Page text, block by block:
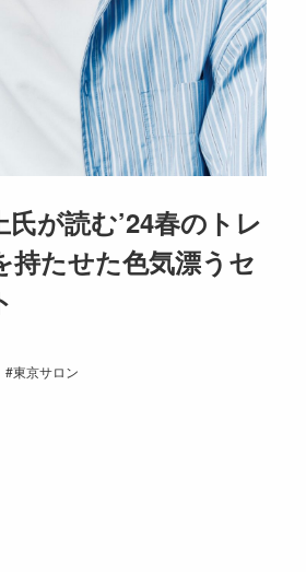
が読む’24春のトレ
持たせた色気漂うセ
東京サロン